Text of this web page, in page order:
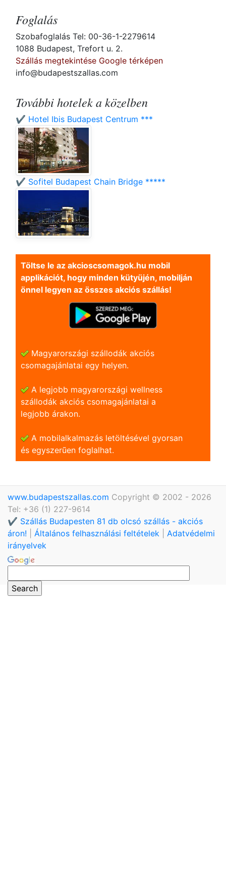
Foglalás
Szobafoglalás Tel: 00-36-1-2279614
1088 Budapest, Trefort u. 2.
Szállás megtekintése Google térképen
info@budapestszallas.com
További hotelek a közelben
✔️ Hotel Ibis Budapest Centrum ***
✔️ Sofitel Budapest Chain Bridge *****
Töltse le az akcioscsomagok.hu mobil
applikációt, hogy minden kütyüjén, mobilján
önnel legyen az összes akciós szállás!
Magyarországi szállodák akciós
csomagajánlatai egy helyen.
A legjobb magyarországi wellness
szállodák akciós csomagajánlatai a
legjobb árakon.
A mobilalkalmazás letöltésével gyorsan
és egyszerũen foglalhat.
www.budapestszallas.com Copyright © 2002 - 2026
Tel: +36 (1) 227-9614
✔️ Szállás Budapesten 81 db olcsó szállás - akciós
áron!
Általános felhasználási feltételek
Adatvédelmi
irányelvek